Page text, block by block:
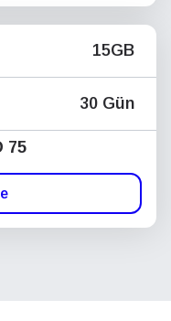
15GB
30 Gün
75